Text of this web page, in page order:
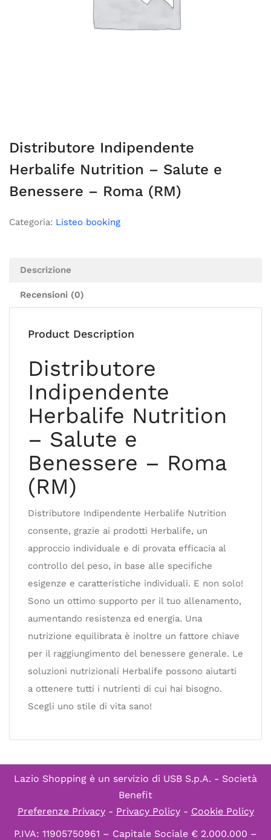
Distributore Indipendente
Herbalife Nutrition – Salute e
Benessere – Roma (RM)
Categoria: Listeo booking
Descrizione
Recensioni (0)
Product Description
Distributore
Indipendente
Herbalife Nutrition
– Salute e
Benessere – Roma
(RM)
Distributore Indipendente Herbalife Nutrition
consente, grazie ai prodotti Herbalife, un
approccio individuale e di provata efficacia al
controllo del peso, in base alle specifiche
esigenze e caratteristiche individuali. E non solo!
Sono un ottimo supporto per il tuo allenamento,
aumentando resistenza ed energia. Una
nutrizione equilibrata è inoltre un fattore chiave
per il raggiungimento del benessere generale. Le
soluzioni nutrizionali Herbalife possono aiutarti
a ottenere tutti i nutrienti di cui hai bisogno.
Scegli uno stile di vita sano!
Lazio Shopping è un servizio di USB S.p.A. - Società
Benefit
Preferenze Privacy- Privacy Policy- Cookie Policy
P.IVA: 11905750961 – Capitale Sociale € 2.000.000 –